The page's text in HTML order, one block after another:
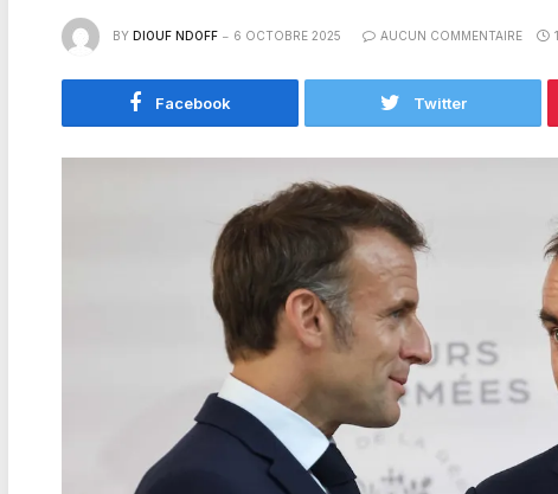
BY DIOUF NDOFF 6 OCTOBRE 2025 AUCUN COMMENTAIRE
Facebook Twitter